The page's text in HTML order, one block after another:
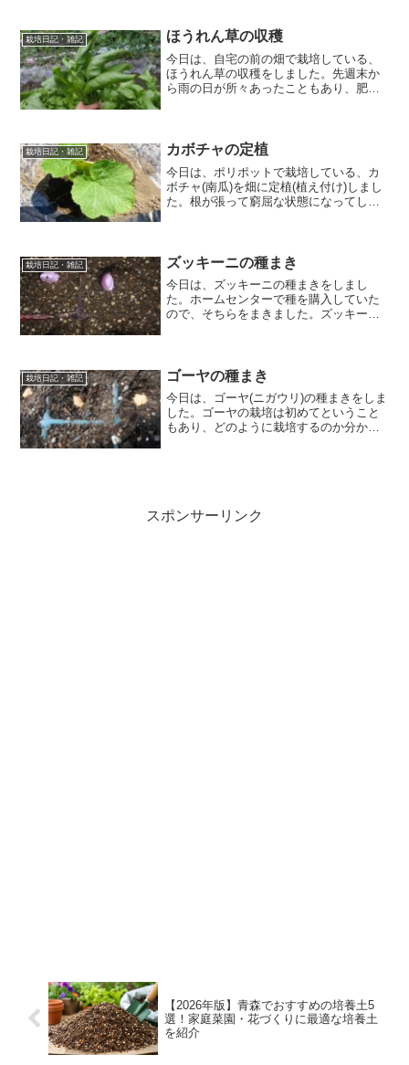
を少量入れて、...
栽培日記・雑記 ほうれん草の収穫
今日は、自宅の前の畑で栽培している、
ほうれん草の収穫をしました。先週末か
ら雨の日が所々あったこともあり、肥料
収穫時期と収穫方法収穫の...
栽培日記・雑記 カボチャの定植
今日は、ポリポットで栽培している、カ
ボチャ(南瓜)を畑に定植(植え付け)しまし
た。根が張って窮屈な状態になってしま
方として、 苦土...
栽培日記・雑記 ズッキーニの種まき
今日は、ズッキーニの種まきをしまし
た。ホームセンターで種を購入していた
ので、そちらをまきました。ズッキーニ
旬～5月中旬中間地：3月...
栽培日記・雑記 ゴーヤの種まき
今日は、ゴーヤ(ニガウリ)の種まきをしま
した。ゴーヤの栽培は初めてということ
もあり、どのように栽培するのか分から
スポンサーリンク
【2026年版】青森でおすすめの培養土5
選！家庭菜園・花づくりに最適な培養土
を紹介